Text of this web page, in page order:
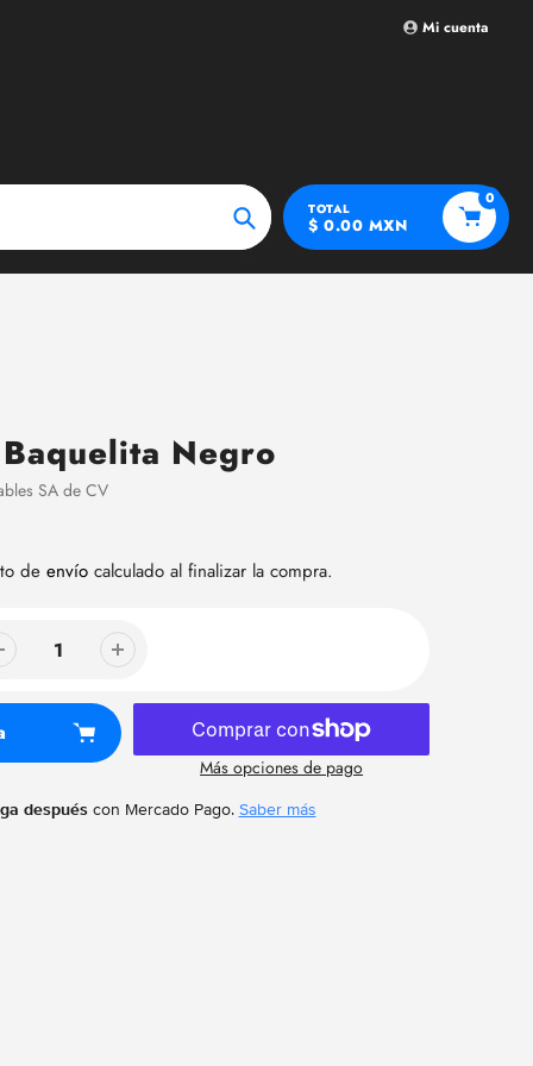
Mi cuenta
Búsqueda
TOTAL
$ 0.00 MXN
0
Negro
SA de CV
de envío calculado al finalizar la compra.
Más opciones de pago
despuéscon Mercado Pago. Saber más